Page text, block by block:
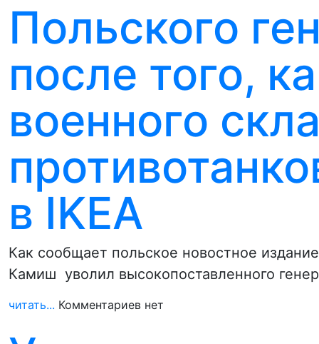
Польского
после того,
военного
в IKEA
Как сообщает польское новостное
Камиш уволил высокопоставленного
читать... Комментариев нет